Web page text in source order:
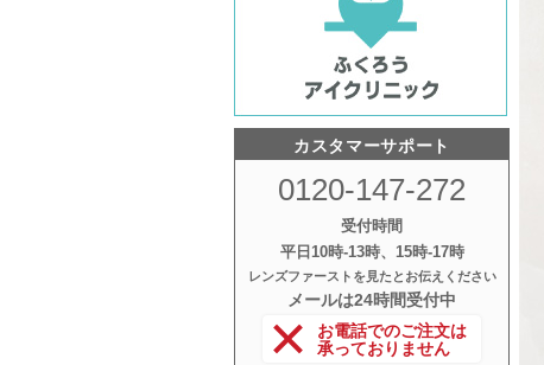
カスタマーサポート
0120-147-272
受付時間
平日10時‐13時、15時‐17時
レンズファーストを見たとお伝えください
メールは24時間受付中
お電話でのご注文は
承っておりません